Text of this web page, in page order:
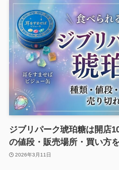
ジブリパーク琥珀糖は開店
の値段・販売場所・買い方
2026年3月11日